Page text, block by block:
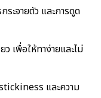
ะจายตัว และการดูด
เพื่อให้ทาง่ายและไม่
และความ